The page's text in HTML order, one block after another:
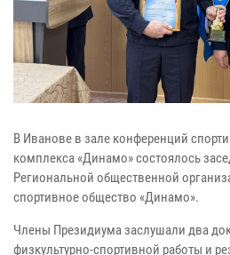
В Иванове в зале конференций
комплекса «Динамо» состоялось
Региональной общественной
спортивное общество «Динамо».
Члены Президиума заслушали два
физкультурно-спортивной работы и